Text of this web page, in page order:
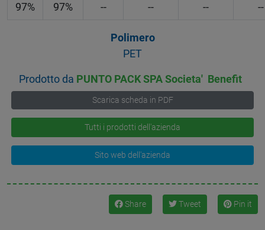
97% 97% -- -- -- --
Polimero
PET
Prodotto da PUNTO PACK SPA Societa' Benefit
Scarica scheda in PDF
Tutti i prodotti dell'azienda
Sito web dell'azienda
Share Tweet Pin it